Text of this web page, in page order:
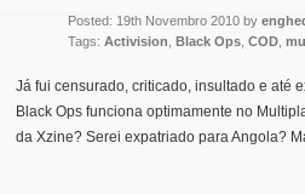
Posted: 19th Novembro 2010 by
Tags: Activision Black Ops COD
Já fui censurado, criticado, insultado e até
Black Ops funciona optimamente no
da Xzine? Serei expatriado para Angola?